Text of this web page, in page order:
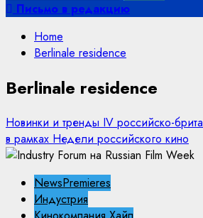
Письмо в редакцию
Home
Berlinale residence
Berlinale residence
Новинки и тренды IV российско-
в рамках Недели российского кино
NewsPremieres
Индустрия